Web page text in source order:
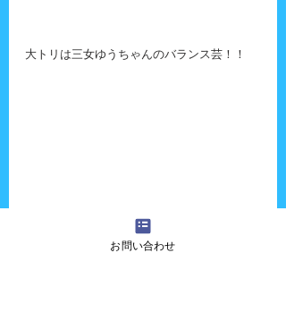
大トリは三女ゆうちゃんのバランス芸！！
お問い合わせ